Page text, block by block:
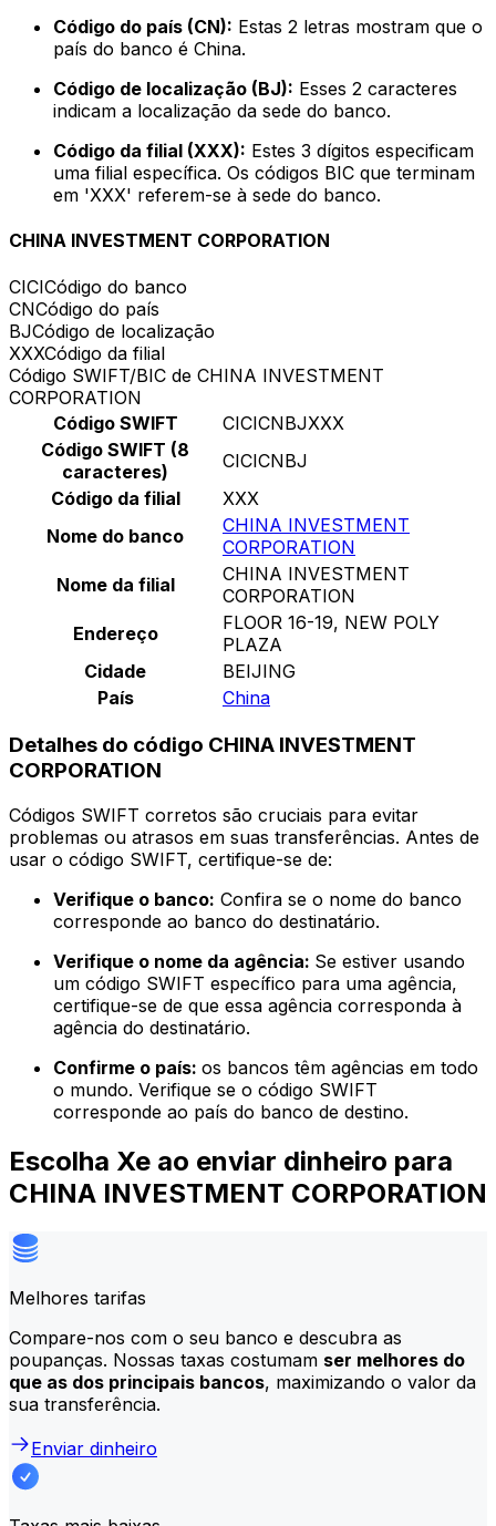
Código do país (CN): Estas 2 letras mostram que o
país do banco é China.
Código de localização (BJ): Esses 2 caracteres
indicam a localização da sede do banco.
Código da filial (XXX): Estes 3 dígitos especificam
uma filial específica. Os códigos BIC que terminam
em 'XXX' referem-se à sede do banco.
CHINA INVESTMENT CORPORATION
CICICódigo do banco
CNCódigo do país
BJCódigo de localização
XXXCódigo da filial
Código SWIFT/BIC de CHINA INVESTMENT
CORPORATION
Código SWIFT
CICICNBJXXX
Código SWIFT (8
caracteres)
CICICNBJ
Código da filial
XXX
Nome do banco
CHINA INVESTMENT
CORPORATION
Nome da filial
CHINA INVESTMENT
CORPORATION
Endereço
FLOOR 16-19, NEW POLY
PLAZA
Cidade
BEIJING
País
China
Detalhes do código CHINA INVESTMENT
CORPORATION
Códigos SWIFT corretos são cruciais para evitar
problemas ou atrasos em suas transferências. Antes de
usar o código SWIFT, certifique-se de:
Verifique o banco: Confira se o nome do banco
corresponde ao banco do destinatário.
Verifique o nome da agência: Se estiver usando
um código SWIFT específico para uma agência,
certifique-se de que essa agência corresponda à
agência do destinatário.
Confirme o país: os bancos têm agências em todo
o mundo. Verifique se o código SWIFT
corresponde ao país do banco de destino.
Escolha Xe ao enviar dinheiro para
CHINA INVESTMENT CORPORATION
Melhores tarifas
Compare-nos com o seu banco e descubra as
poupanças. Nossas taxas costumam ser melhores do
que as dos principais bancos, maximizando o valor da
sua transferência.
Enviar dinheiro